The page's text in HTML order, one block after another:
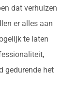
dat verhuizen
er alles aan
te laten
gedurende het